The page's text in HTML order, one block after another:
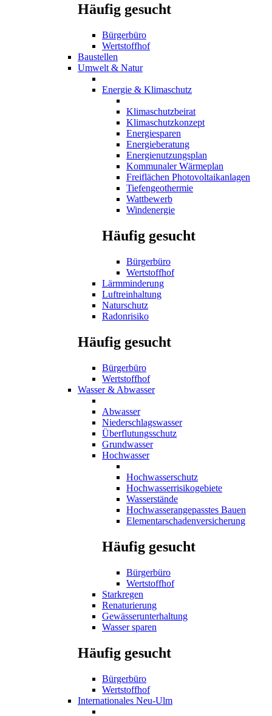
Häufig gesucht
Bürgerbüro
Wertstoffhof
Baustellen
Umwelt & Natur
Energie & Klimaschutz
Klimaschutzbeirat
Klimaschutzkonzept
Energiesparen
Energieberatung
Energienutzungsplan
Kommunaler Wärmeplan
Freiflächen Photovoltaikanlagen
Tiefengeothermie
Wattbewerb
Windenergie
Häufig gesucht
Bürgerbüro
Wertstoffhof
Lärmminderung
Luftreinhaltung
Naturschutz
Radonrisiko
Häufig gesucht
Bürgerbüro
Wertstoffhof
Wasser & Abwasser
Abwasser
Niederschlagswasser
Überflutungsschutz
Grundwasser
Hochwasser
Hochwasserschutz
Hochwasserrisikogebiete
Wasserstände
Hochwasserangepasstes Bauen
Elementarschadenversicherung
Häufig gesucht
Bürgerbüro
Wertstoffhof
Starkregen
Renaturierung
Gewässerunterhaltung
Wasser sparen
Häufig gesucht
Bürgerbüro
Wertstoffhof
Internationales Neu-Ulm